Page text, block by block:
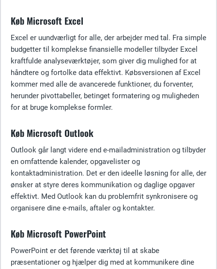
Køb Microsoft Excel
Excel er uundværligt for alle, der arbejder med tal. Fra simple
budgetter til komplekse finansielle modeller tilbyder Excel
kraftfulde analyseværktøjer, som giver dig mulighed for at
håndtere og fortolke data effektivt. Købsversionen af Excel
kommer med alle de avancerede funktioner, du forventer,
herunder pivottabeller, betinget formatering og muligheden
for at bruge komplekse formler.
Køb Microsoft Outlook
Outlook går langt videre end e-mailadministration og tilbyder
en omfattende kalender, opgavelister og
kontaktadministration. Det er den ideelle løsning for alle, der
ønsker at styre deres kommunikation og daglige opgaver
effektivt. Med Outlook kan du problemfrit synkronisere og
organisere dine e-mails, aftaler og kontakter.
Køb Microsoft PowerPoint
PowerPoint er det førende værktøj til at skabe
præsentationer og hjælper dig med at kommunikere dine